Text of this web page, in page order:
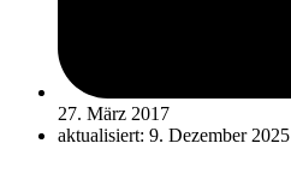
27. März 2017
aktualisiert: 9. Dezember 2025